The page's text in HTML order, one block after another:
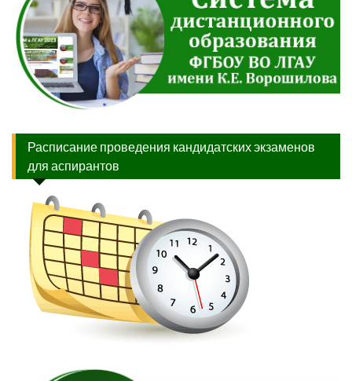
Расписание проведения кандидатских экзаменов
для аспирантов